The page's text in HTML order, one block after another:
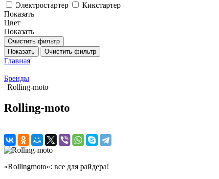
Электростартер
Кикстартер
Показать
Цвет
Показать
Очистить фильтр
Показать
Очистить фильтр
Главная
Бренды
Rolling-moto
Rolling-moto
«Rollingmoto»: все для райдера!